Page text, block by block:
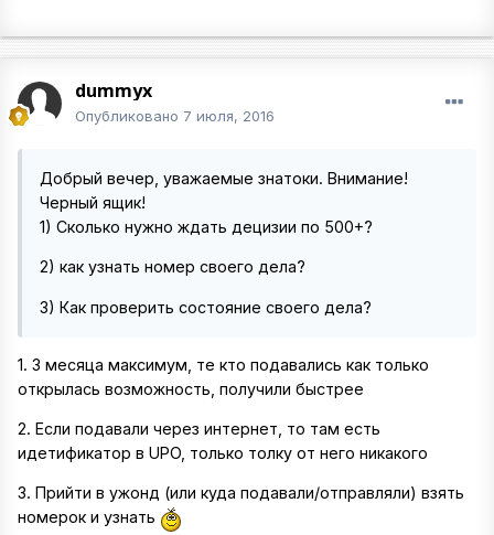
dummyx
Опубликовано 7 июля, 2016
Добрый вечер, уважаемые знатоки. Внимание!
Черный ящик!
1) Сколько нужно ждать децизии по 500+?
2) как узнать номер своего дела?
3) Как проверить состояние своего дела?
1. 3 месяца максимум, те кто подавались как только
открылась возможность, получили быстрее
2. Если подавали через интернет, то там есть
идетификатор в UPO, только толку от него никакого
3. Прийти в ужонд (или куда подавали/отправляли) взять
номерок и узнать